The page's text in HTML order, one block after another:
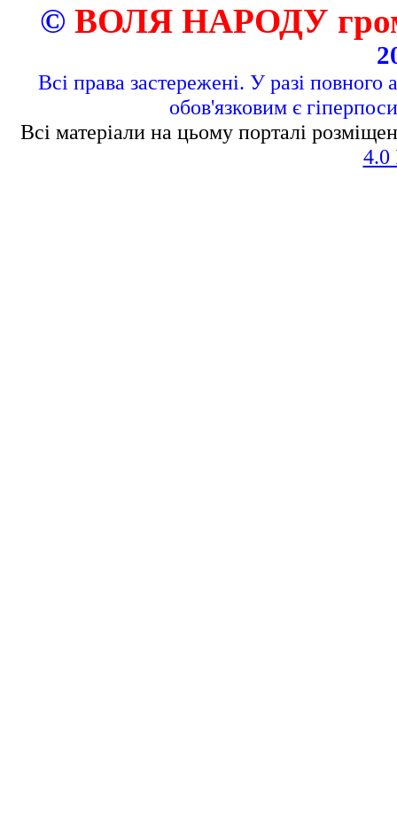
© ВОЛЯ НАРОДУ
Всі права застережені. У разі повного
обов'язковим є
Всі матеріали на цьому порталі
4.0